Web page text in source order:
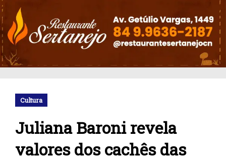
Cultura
Juliana Baroni revela
valores dos cachês das